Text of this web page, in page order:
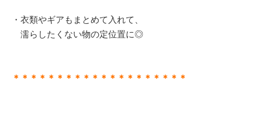
・衣類やギアもまとめて入れて、
濡らしたくない物の定位置に◎
＊＊＊＊＊＊＊＊＊＊＊＊＊＊＊＊＊＊＊＊